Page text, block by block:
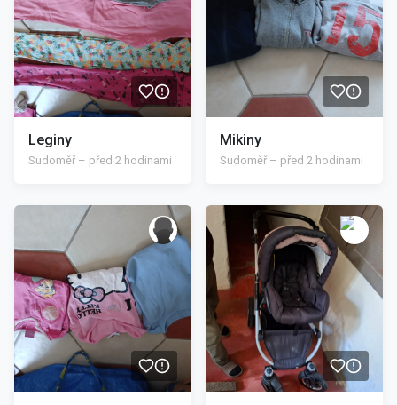
Leginy
Sudoměř – před 2 hodinami
Mikiny
Sudoměř – před 2 hodinami
/>